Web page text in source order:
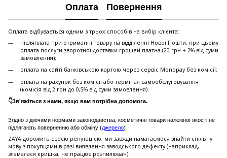
Оплата Повернення
Оплата відбувається одним з трьох способів на вибір клієнта:
післяплата при отриманні товару на відділенні Нової Пошти, при цьому
оплата послуги зворотної доставки грошей платна (20 грн + 2% від суми
замовлення);
оплата на сайті банківською картою через сервіс Monopay без комісії;
оплата на рахунок без комісії або термінал самообслуговування
(комісія від 2 грн до 0,5% від суми замовлення).
👇Зв'яжіться з нами, якщо вам потрібна допомога.
Згідно з діючими нормами законодавства, косметичні товари належної якості не
підлягають поверненню або обміну (джерело)
ZAYA дорожить своєю репутацією, ми завжди намагаємося знайти спільну
мову з покупцями в разі виявлення заводського дефекту (наприклад,
зламалася кришка, не працює розпилювач).